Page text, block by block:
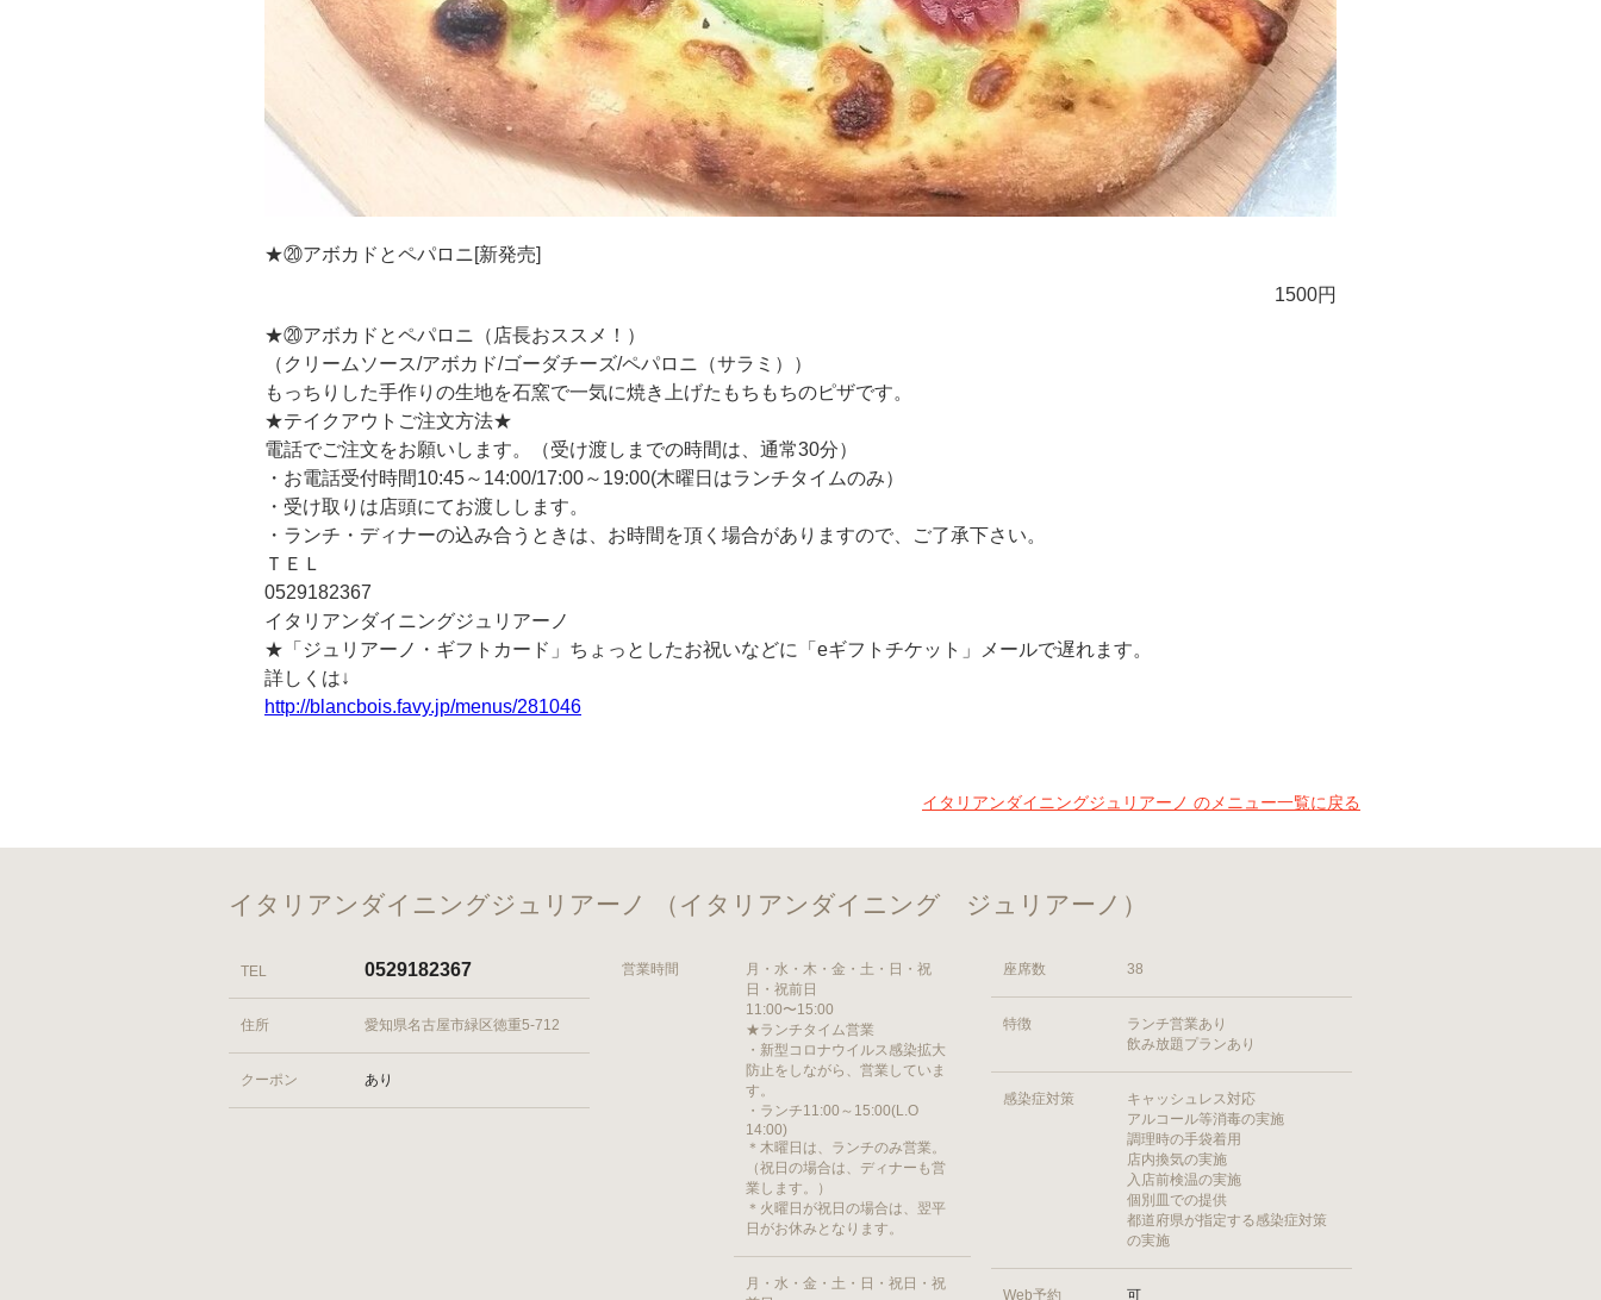
★⑳アボカドとペパロニ[新発売]
1500円
★⑳アボカドとペパロニ（店長おススメ！）
（クリームソース/アボカド/ゴーダチーズ/ペパロニ（サラミ））
もっちりした手作りの生地を石窯で一気に焼き上げたもちもちのピザです。
★テイクアウトご注文方法★
電話でご注文をお願いします。（受け渡しまでの時間は、通常30分）
・お電話受付時間10:45～14:00/17:00～19:00(木曜日はランチタイムのみ）
・受け取りは店頭にてお渡しします。
・ランチ・ディナーの込み合うときは、お時間を頂く場合がありますので、ご了承下さい。
ＴＥＬ
0529182367
イタリアンダイニングジュリアーノ
★「ジュリアーノ・ギフトカード」ちょっとしたお祝いなどに「eギフトチケット」メールで遅れます。
詳しくは↓
http://blancbois.favy.jp/menus/281046
イタリアンダイニングジュリアーノ のメニュー一覧に戻る
イタリアンダイニングジュリアーノ （イタリアンダイニング ジュリアーノ）
TEL 0529182367
住所 愛知県名古屋市緑区徳重5-712
クーポン あり
営業時間
月・水・木・金・土・日・祝
日・祝前日
11:00〜15:00
★ランチタイム営業
・新型コロナウイルス感染拡大
防止をしながら、営業していま
す。
・ランチ11:00～15:00(L.O
14:00)
＊木曜日は、ランチのみ営業。
（祝日の場合は、ディナーも営
業します。）
＊火曜日が祝日の場合は、翌平
日がお休みとなります。
月・水・金・土・日・祝日・祝
座席数 38
特徴
ランチ営業あり
飲み放題プランあり
感染症対策
キャッシュレス対応
アルコール等消毒の実施
調理時の手袋着用
店内換気の実施
入店前検温の実施
個別皿での提供
都道府県が指定する感染症対策
の実施
Web予約 可